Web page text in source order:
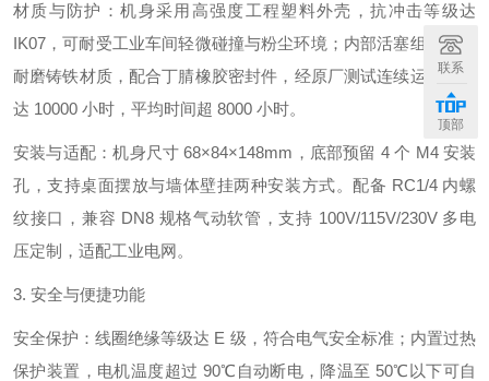
材质与防护：机身采用高强度工程塑料外壳，抗冲击等级达
IK07，可耐受工业车间轻微碰撞与粉尘环境；内部活塞组件选用
耐磨铸铁材质，配合丁腈橡胶密封件，经原厂测试连续运行寿命
达 10000 小时，平均时间超 8000 小时。
安装与适配：机身尺寸 68×84×148mm，底部预留 4 个 M4 安装
孔，支持桌面摆放与墙体壁挂两种安装方式。配备 RC1/4 内螺
纹接口，兼容 DN8 规格气动软管，支持 100V/115V/230V 多电
压定制，适配工业电网。
3. 安全与便捷功能
安全保护：线圈绝缘等级达 E 级，符合电气安全标准；内置过热
保护装置，电机温度超过 90℃自动断电，降温至 50℃以下可自
联系
顶部